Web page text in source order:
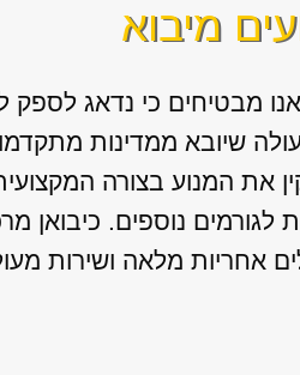
מיבוא
מבטיחים כי נדאג
שיובא ממדינות
את המנוע בצורה
נוספים. כיבואן
אחריות מלאה ושירות